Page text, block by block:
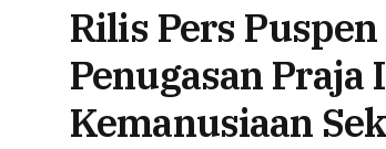
Rilis Pers
Penugasan Praja
Kemanusiaan